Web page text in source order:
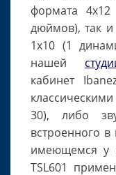
формата
дюймов), так
1х10 (1
нашей
кабинет
30), либо
встроенного
имеющемся у
TSL601